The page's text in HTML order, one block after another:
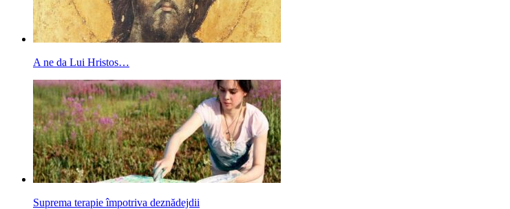
A ne da Lui Hristos…
Suprema terapie împotriva deznădejdii